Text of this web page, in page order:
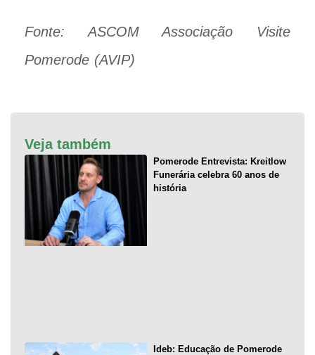
Fonte: ASCOM Associação Visite
Pomerode (AVIP)
Veja também
Pomerode Entrevista: Kreitlow
Funerária celebra 60 anos de
história
Ideb: Educação de Pomerode